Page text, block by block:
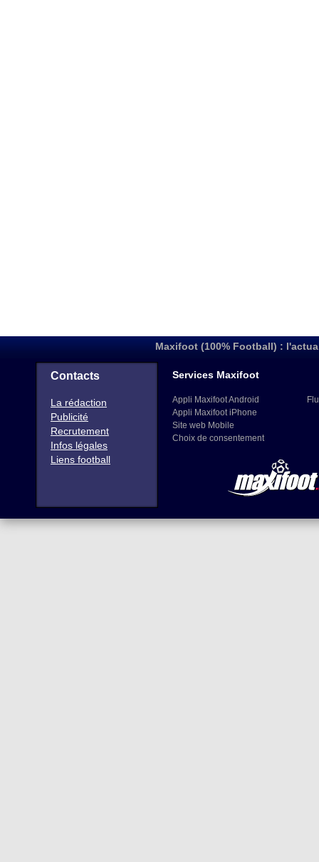
Maxifoot (100% Football) :
Contacts
La rédaction
Publicité
Recrutement
Infos légales
Liens football
Services Maxifoot
Appli Maxifoot Android
Appli Maxifoot iPhone
Site web Mobile
Choix de consentement